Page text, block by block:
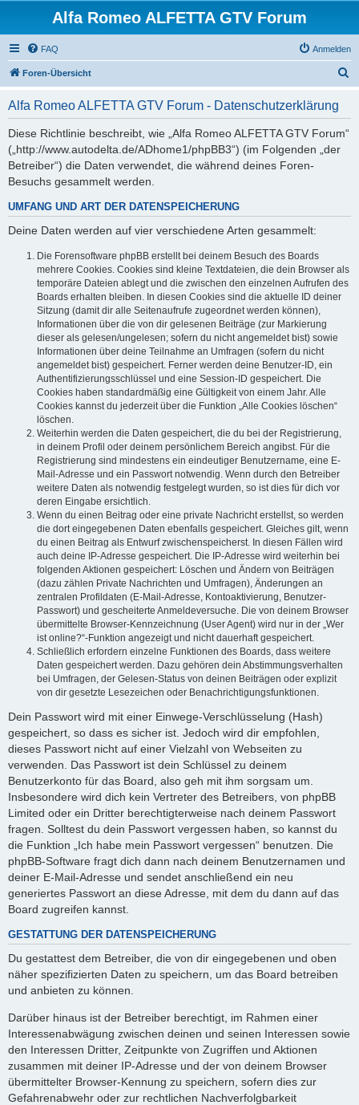
Alfa Romeo ALFETTA GTV Forum
FAQ Anmelden
Foren-Übersicht
Alfa Romeo ALFETTA GTV Forum - Datenschutzerklärung
Diese Richtlinie beschreibt, wie „Alfa Romeo ALFETTA GTV Forum“
(„http://www.autodelta.de/ADhome1/phpBB3“) (im Folgenden „der
Betreiber“) die Daten verwendet, die während deines Foren-
Besuchs gesammelt werden.
UMFANG UND ART DER DATENSPEICHERUNG
Deine Daten werden auf vier verschiedene Arten gesammelt:
Die Forensoftware phpBB erstellt bei deinem Besuch des Boards
mehrere Cookies. Cookies sind kleine Textdateien, die dein Browser als
temporäre Dateien ablegt und die zwischen den einzelnen Aufrufen des
Boards erhalten bleiben. In diesen Cookies sind die aktuelle ID deiner
Sitzung (damit dir alle Seitenaufrufe zugeordnet werden können),
Informationen über die von dir gelesenen Beiträge (zur Markierung
dieser als gelesen/ungelesen; sofern du nicht angemeldet bist) sowie
Informationen über deine Teilnahme an Umfragen (sofern du nicht
angemeldet bist) gespeichert. Ferner werden deine Benutzer-ID, ein
Authentifizierungsschlüssel und eine Session-ID gespeichert. Die
Cookies haben standardmäßig eine Gültigkeit von einem Jahr. Alle
Cookies kannst du jederzeit über die Funktion „Alle Cookies löschen“
löschen.
Weiterhin werden die Daten gespeichert, die du bei der Registrierung,
in deinem Profil oder deinem persönlichem Bereich angibst. Für die
Registrierung sind mindestens ein eindeutiger Benutzername, eine E-
Mail-Adresse und ein Passwort notwendig. Wenn durch den Betreiber
weitere Daten als notwendig festgelegt wurden, so ist dies für dich vor
deren Eingabe ersichtlich.
Wenn du einen Beitrag oder eine private Nachricht erstellst, so werden
die dort eingegebenen Daten ebenfalls gespeichert. Gleiches gilt, wenn
du einen Beitrag als Entwurf zwischenspeicherst. In diesen Fällen wird
auch deine IP-Adresse gespeichert. Die IP-Adresse wird weiterhin bei
folgenden Aktionen gespeichert: Löschen und Ändern von Beiträgen
(dazu zählen Private Nachrichten und Umfragen), Änderungen an
zentralen Profildaten (E-Mail-Adresse, Kontoaktivierung, Benutzer-
Passwort) und gescheiterte Anmeldeversuche. Die von deinem Browser
übermittelte Browser-Kennzeichnung (User Agent) wird nur in der „Wer
ist online?“-Funktion angezeigt und nicht dauerhaft gespeichert.
Schließlich erfordern einzelne Funktionen des Boards, dass weitere
Daten gespeichert werden. Dazu gehören dein Abstimmungsverhalten
bei Umfragen, der Gelesen-Status von deinen Beiträgen oder explizit
von dir gesetzte Lesezeichen oder Benachrichtigungsfunktionen.
Dein Passwort wird mit einer Einwege-Verschlüsselung (Hash)
gespeichert, so dass es sicher ist. Jedoch wird dir empfohlen,
dieses Passwort nicht auf einer Vielzahl von Webseiten zu
verwenden. Das Passwort ist dein Schlüssel zu deinem
Benutzerkonto für das Board, also geh mit ihm sorgsam um.
Insbesondere wird dich kein Vertreter des Betreibers, von phpBB
Limited oder ein Dritter berechtigterweise nach deinem Passwort
fragen. Solltest du dein Passwort vergessen haben, so kannst du
die Funktion „Ich habe mein Passwort vergessen“ benutzen. Die
phpBB-Software fragt dich dann nach deinem Benutzernamen und
deiner E-Mail-Adresse und sendet anschließend ein neu
generiertes Passwort an diese Adresse, mit dem du dann auf das
Board zugreifen kannst.
GESTATTUNG DER DATENSPEICHERUNG
Du gestattest dem Betreiber, die von dir eingegebenen und oben
näher spezifizierten Daten zu speichern, um das Board betreiben
und anbieten zu können.
Darüber hinaus ist der Betreiber berechtigt, im Rahmen einer
Interessenabwägung zwischen deinen und seinen Interessen sowie
den Interessen Dritter, Zeitpunkte von Zugriffen und Aktionen
zusammen mit deiner IP-Adresse und der von deinem Browser
übermittelter Browser-Kennung zu speichern, sofern dies zur
Gefahrenabwehr oder zur rechtlichen Nachverfolgbarkeit